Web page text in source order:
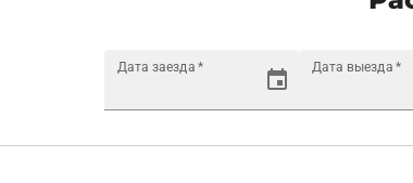
Дата заезда * Дата выезда *